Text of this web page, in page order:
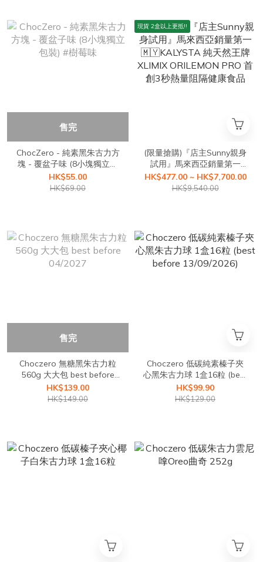
售完
ChocZero - 純素黑朱古力方
塊 - 覆盆子味 (8小塊獨立包
裝) #樹莓味
HK$55.00
HK$69.00
現貨 2盒以上更抵!!
(限量搶購)『店主Sunny親身
試用』馬來西亞銷量第一
🇲🇾KALYSTA 純天然王牌
XLIMIX ORILEMON PRO 首
HK$477.00 ~ HK$7,700.00
HK$9,540.00
售完
Choczero 無糖黑朱古力粒
560g 大大包 best before
04/2027
HK$139.00
HK$149.00
Choczero 低碳純素榛子夾
心黑朱古力球 1盒16粒 (best
before 13/09/2026)
HK$99.90
HK$129.00